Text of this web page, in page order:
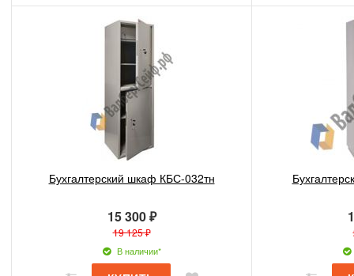
Бухгалтерский шкаф КБС-032тн
15 300 ₽
19 125 ₽
В наличии*